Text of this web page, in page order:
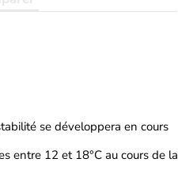
se développera en cours
entre 12 et 18°C au cours de la